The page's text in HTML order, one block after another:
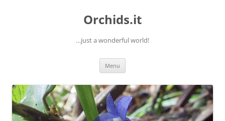
Orchids.it
…just a wonderful world!
Menu